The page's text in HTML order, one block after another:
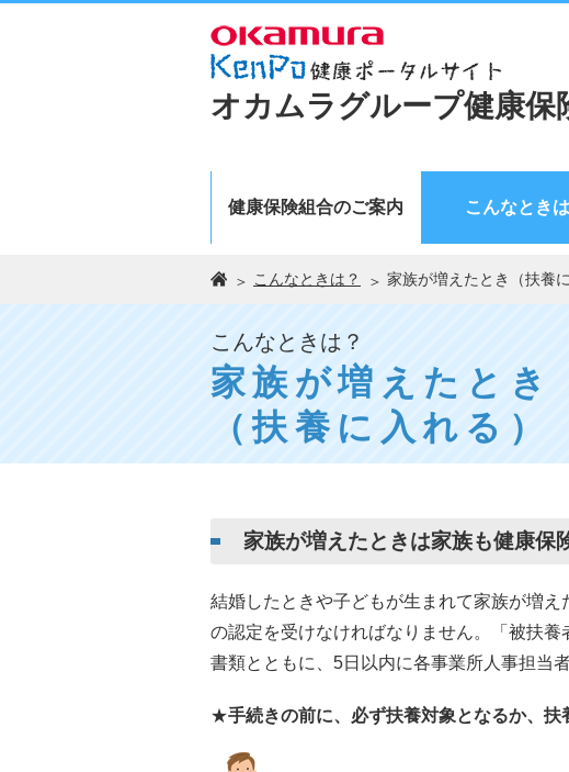
オカムラグループ健康保
健康保険組合のご案内 こんなとき
こんなときは？ 家族が増えたとき（扶養に
こんなときは？
家族が増えたとき
（扶養に入れる）
家族が増えたときは家族も健康保
結婚したときや子どもが生まれて家族が増
の認定を受けなければなりません。「被扶
書類とともに、5日以内に各事業所人事担当
★手続きの前に、必ず扶養対象となるか、